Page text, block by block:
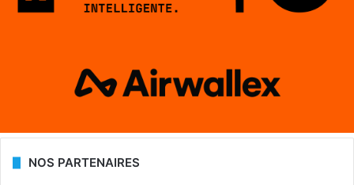
NOS PARTENAIRES